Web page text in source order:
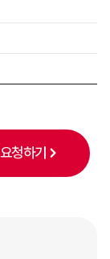
청하기